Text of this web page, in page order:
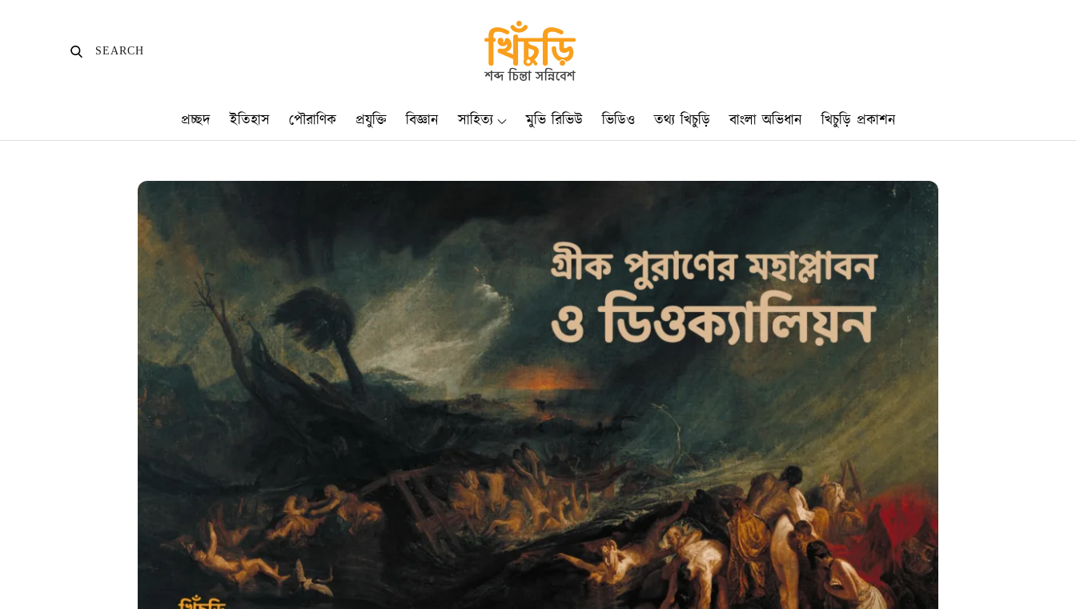
SEARCHSEARCH
প্রচ্ছদ ইতিহাস পৌরাণিক প্রযুক্তি বিজ্ঞান সাহিত্য মুভি রিভিউ ভিডিও তথ্য খিচুড়ি বাংলা অভিধান খিচুড়ি প্রকাশন